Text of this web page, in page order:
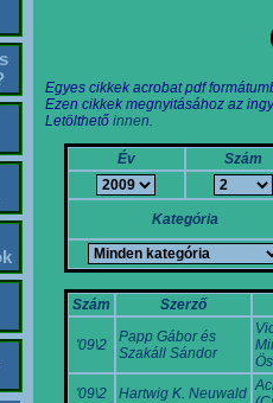
Egyes cikkek acrobat pdf
Ezen cikkek megnyitásához az
Letölthető innen.
Év Szám
Kategória
Szám Szerző
'09\2
Papp Gábor és
Szakáll Sándor
'09\2
Hartwig K. Neuwald